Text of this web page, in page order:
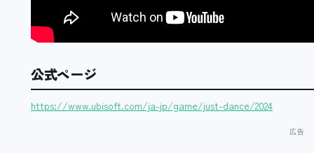
公式ページ
https://www.ubisoft.com/ja-jp/game/just-dance/2024